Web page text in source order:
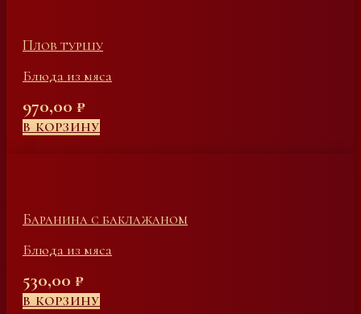
Плов туршу
Блюда из мяса
970,00 ₽
В КОРЗИНУ
Баранина с баклажаном
Блюда из мяса
530,00 ₽
В КОРЗИНУ